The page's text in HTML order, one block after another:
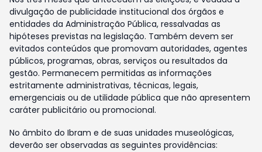
divulgação de publicidade institucional dos órgãos e
entidades da Administração Pública, ressalvadas as
hipóteses previstas na legislação. Também devem ser
evitados conteúdos que promovam autoridades, agentes
públicos, programas, obras, serviços ou resultados da
gestão. Permanecem permitidas as informações
estritamente administrativas, técnicas, legais,
emergenciais ou de utilidade pública que não apresentem
caráter publicitário ou promocional.
No âmbito do Ibram e de suas unidades museológicas,
deverão ser observadas as seguintes providências: